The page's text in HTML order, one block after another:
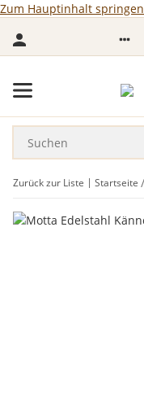
Zum Hauptinhalt springen
Zurück zur Liste Startseite